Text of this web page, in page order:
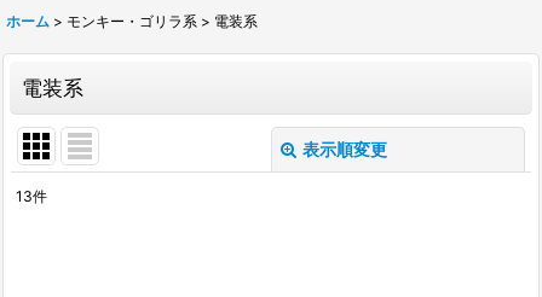
ホーム > モンキー・ゴリラ系 > 電装系
電装系
表示順変更
13件